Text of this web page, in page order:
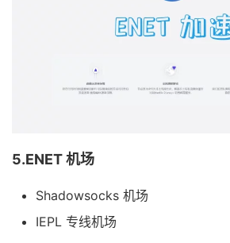
5.ENET 机场
Shadowsocks 机场
IEPL 专线机场